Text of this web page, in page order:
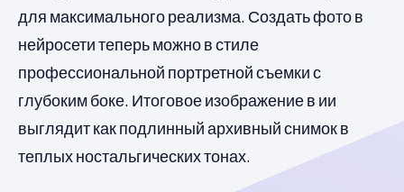
для максимального реализма. Создать фото в
нейросети теперь можно в стиле
профессиональной портретной съемки с
глубоким боке. Итоговое изображение в ии
выглядит как подлинный архивный снимок в
теплых ностальгических тонах.